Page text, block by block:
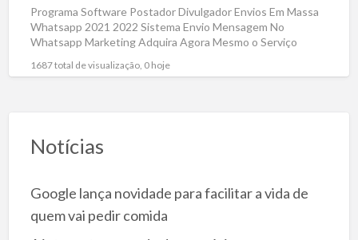
Programa Software Postador Divulgador Envios Em Massa
Whatsapp 2021 2022 Sistema Envio Mensagem No
Whatsapp Marketing Adquira Agora Mesmo o Serviço
1687 total de visualização, 0 hoje
Notícias
Google lança novidade para facilitar a vida de
quem vai pedir comida